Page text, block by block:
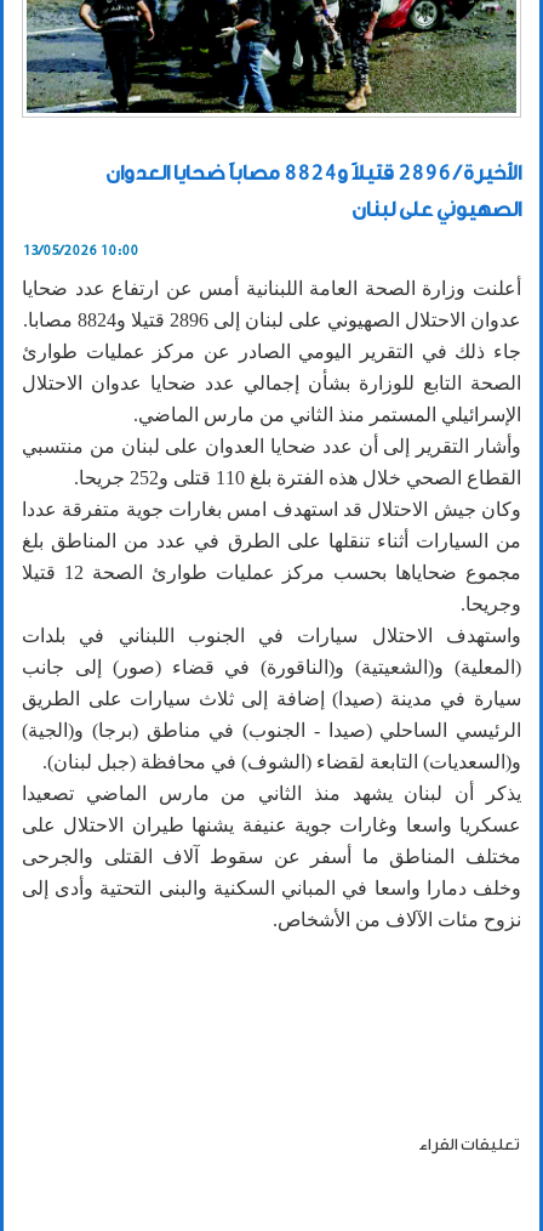
الأخيرة / 2896 قتيلاً و8824 مصاباً ضحايا العدوان
الصهيوني على لبنان
13/05/2026 10:00
أعلنت وزارة الصحة العامة اللبنانية أمس عن ارتفاع عدد ضحايا
عدوان الاحتلال الصهيوني على لبنان إلى 2896 قتيلا و8824 مصابا.
جاء ذلك في التقرير اليومي الصادر عن مركز عمليات طوارئ
الصحة التابع للوزارة بشأن إجمالي عدد ضحايا عدوان الاحتلال
الإسرائيلي المستمر منذ الثاني من مارس الماضي.
وأشار التقرير إلى أن عدد ضحايا العدوان على لبنان من منتسبي
القطاع الصحي خلال هذه الفترة بلغ 110 قتلى و252 جريحا.
وكان جيش الاحتلال قد استهدف امس بغارات جوية متفرقة عددا
من السيارات أثناء تنقلها على الطرق في عدد من المناطق بلغ
مجموع ضحاياها بحسب مركز عمليات طوارئ الصحة 12 قتيلا
وجريحا.
واستهدف الاحتلال سيارات في الجنوب اللبناني في بلدات
(المعلية) و(الشعيتية) و(الناقورة) في قضاء (صور) إلى جانب
سيارة في مدينة (صيدا) إضافة إلى ثلاث سيارات على الطريق
الرئيسي الساحلي (صيدا - الجنوب) في مناطق (برجا) و(الجية)
و(السعديات) التابعة لقضاء (الشوف) في محافظة (جبل لبنان).
يذكر أن لبنان يشهد منذ الثاني من مارس الماضي تصعيدا
عسكريا واسعا وغارات جوية عنيفة يشنها طيران الاحتلال على
مختلف المناطق ما أسفر عن سقوط آلاف القتلى والجرحى
وخلف دمارا واسعا في المباني السكنية والبنى التحتية وأدى إلى
نزوح مئات الآلاف من الأشخاص.
تعليقات القراء